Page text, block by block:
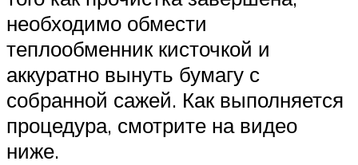
необходимо обмести
теплообменник кисточкой и
аккуратно вынуть бумагу с
собранной сажей. Как выполняется
процедура, смотрите на видео
ниже.